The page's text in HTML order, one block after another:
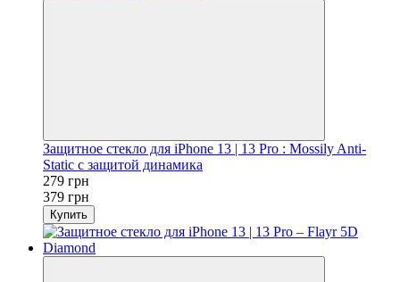
Защитное стекло для iPhone 13 | 13 Pro : Mossily Anti-
Static с защитой динамика
279 грн
379 грн
Купить